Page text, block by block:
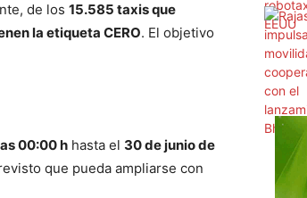
de los 15.585 taxis que
la etiqueta CERO. El objetivo
00:00 h hasta el 30 de junio de
que pueda ampliarse con